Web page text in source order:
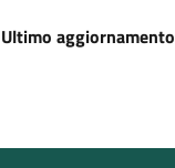
Ultimo aggiornamento